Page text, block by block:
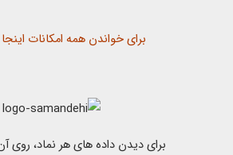
برای خواندن همه امکانات اینجا
برای دیدن داده های هر نماد، روی